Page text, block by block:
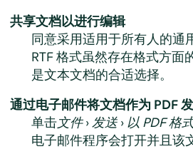
共享文档以进行编辑
同意采用适用于所有人的通
RTF 格式虽然存在格式方面
是文本文档的合适选择。
通过电子邮件将文档作为 PDF
单击文件› 发送› 以 PDF 格
电子邮件程序会打开并且该